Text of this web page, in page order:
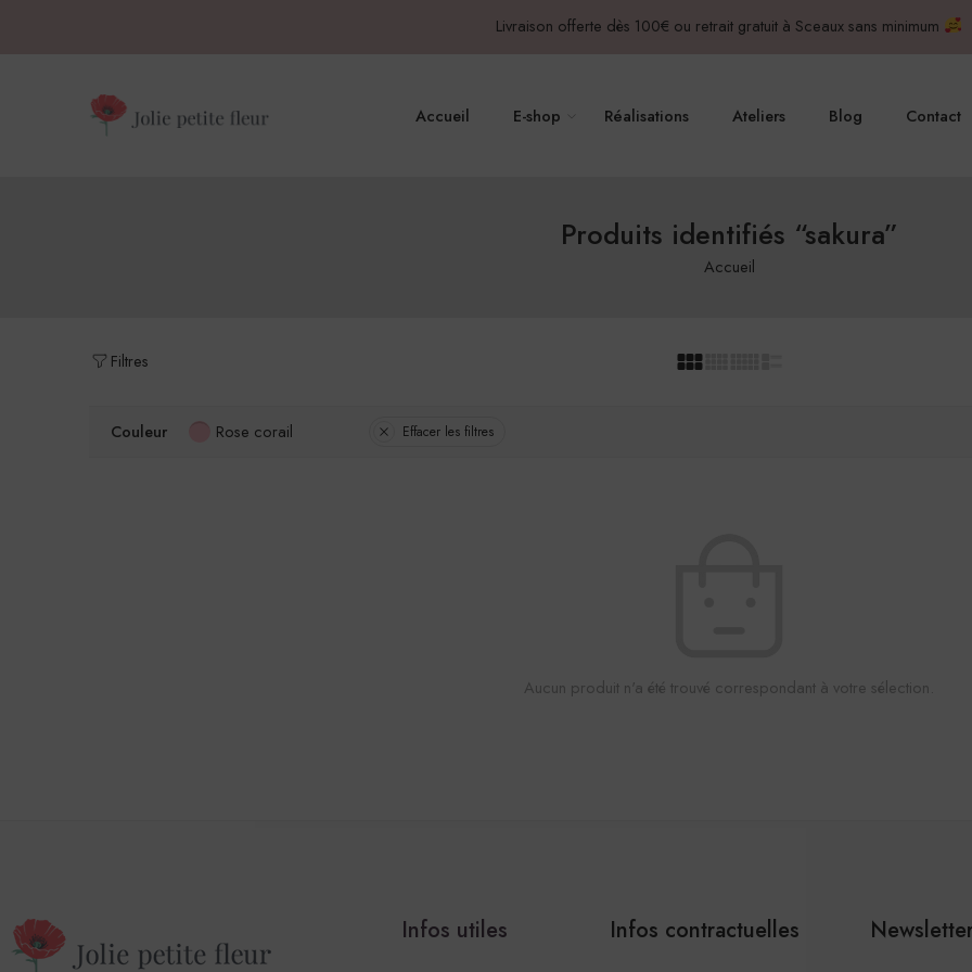
Livraison offerte dès 100€ ou retrait gratuit à Sceaux sans minimum
Accueil E-shop Réalisations Ateliers Blog Contact
Produits identifiés “sakura”
Accueil
Filtres
Couleur Rose corail Effacer les filtres
Aucun produit n'a été trouvé correspondant à votre sélection.
Infos utiles Infos contractuelles